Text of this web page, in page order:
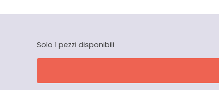
Solo 1 pezzi disponibili